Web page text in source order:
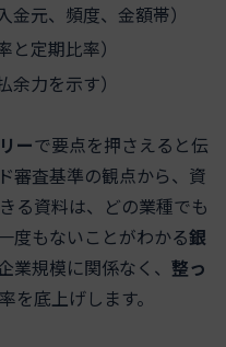
入金元、頻度、金額帯）
と定期比率）
余力を示す）
ーで要点を押さえると伝
審査基準の観点から、資
る資料は、どの業種でも
度もないことがわかる銀
業規模に関係なく、 整っ
を底上げします。